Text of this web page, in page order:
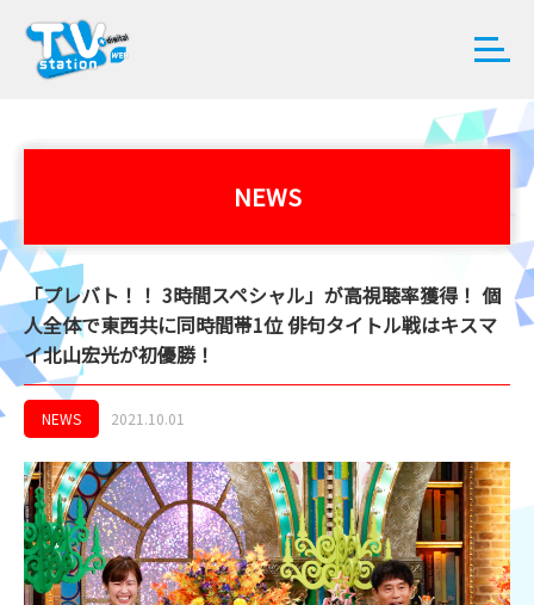
NEWS
「プレバト！！ 3時間スペシャル」が高視聴率獲得！ 個
人全体で東西共に同時間帯1位 俳句タイトル戦はキスマ
イ北山宏光が初優勝！
NEWS 2021.10.01